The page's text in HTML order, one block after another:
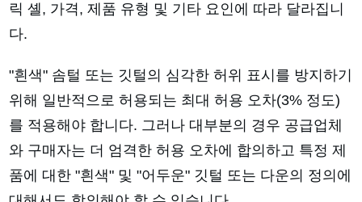
릭 셸, 가격, 제품 유형 및 기타 요인에 따라 달라집니
다.
"흰색" 솜털 또는 깃털의 심각한 허위 표시를 방지하기
위해 일반적으로 허용되는 최대 허용 오차(3% 정도)
를 적용해야 합니다. 그러나 대부분의 경우 공급업체
와 구매자는 더 엄격한 허용 오차에 합의하고 특정 제
품에 대한 "흰색" 및 "어두운" 깃털 또는 다운의 정의에